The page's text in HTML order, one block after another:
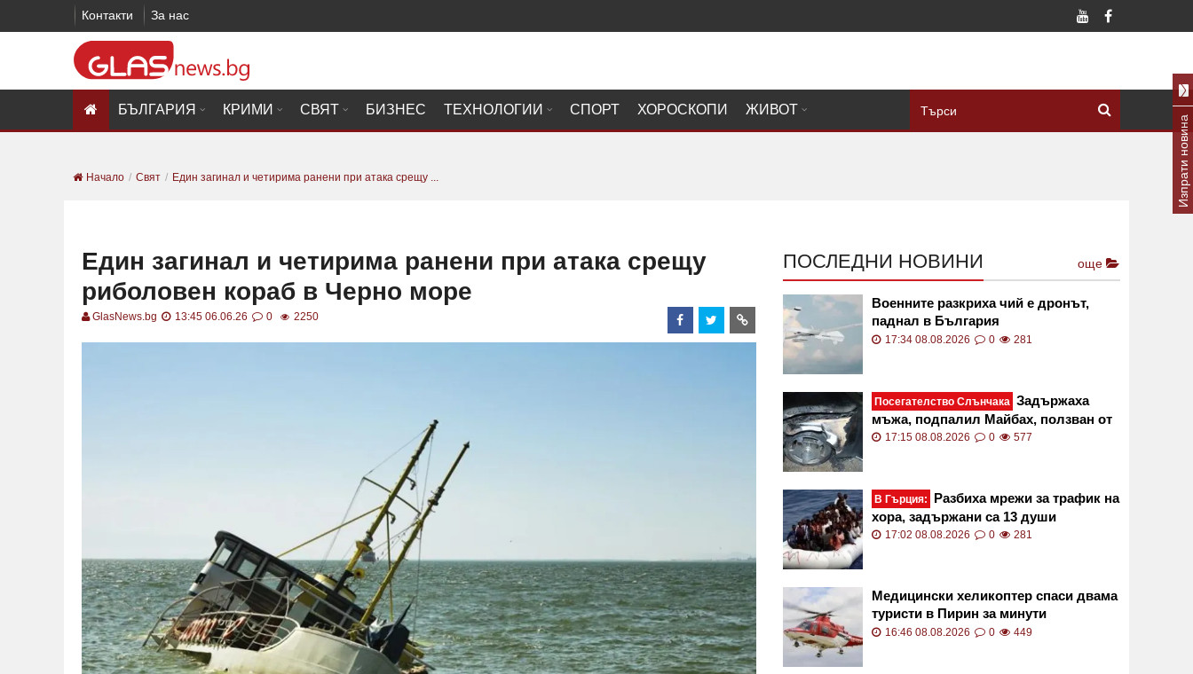
Контакти За нас
БЪЛГАРИЯ КРИМИ СВЯТ БИЗНЕС ТЕХНОЛОГИИ СПОРТ ХОРОСКОПИ ЖИВОТ
Начало Свят Един загинал и четирима ранени при атака срещу ...
Един загинал и четирима ранени при атака срещу
риболовен кораб в Черно море
GlasNews.bg 13:45 06.06.26 0 2250
ПОСЛЕДНИ НОВИНИ още
Военните разкриха чий е дронът,
паднал в България
17:34 08.08.2026 0 281
Посегателство Слънчака Задържаха
мъжа, подпалил Майбах, ползван от
Митьо Очите СНИМКИ
17:15 08.08.2026 0 577
В Гърция:
Разбиха мрежи за трафик на
хора, задържани са 13 души
17:02 08.08.2026 0 281
Медицински хеликоптер спаси двама
туристи в Пирин за минути
16:46 08.08.2026 0 449
Изпрати новина